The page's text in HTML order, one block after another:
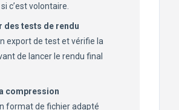
c’est volontaire.
des tests de rendu
export de test et vérifie la
de lancer le rendu final
compression
format de fichier adapté